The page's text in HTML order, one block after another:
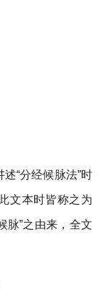
“分经候脉法”时
文本时皆称之为
脉”之由来，全文